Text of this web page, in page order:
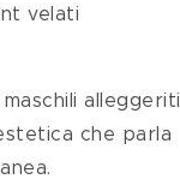
velati
alleggeriti
che parla